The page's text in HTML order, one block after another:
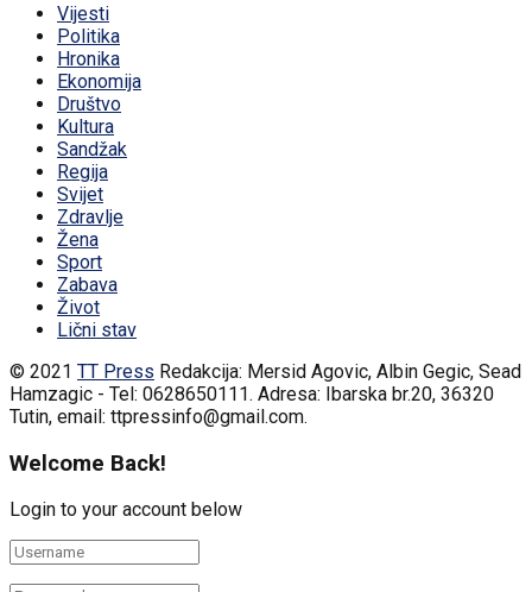
Vijesti
Politika
Hronika
Ekonomija
Društvo
Kultura
Sandžak
Regija
Svijet
Zdravlje
Žena
Sport
Zabava
Život
Lični stav
© 2021 TT Press Redakcija: Mersid Agovic, Albin Gegic, Sead
Hamzagic - Tel: 0628650111. Adresa: Ibarska br.20, 36320
Tutin, email: ttpressinfo@gmail.com.
Welcome Back!
Login to your account below